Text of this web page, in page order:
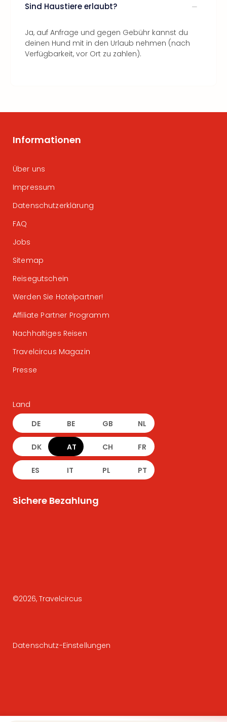
Sind Haustiere erlaubt?
Ja, auf Anfrage und gegen Gebühr kannst du
deinen Hund mit in den Urlaub nehmen (nach
Verfügbarkeit, vor Ort zu zahlen).
Informationen
Über uns
Impressum
Datenschutzerklärung
FAQ
Jobs
Sitemap
Reisegutschein
Werden Sie Hotelpartner!
Affiliate Partner Programm
Nachhaltiges Reisen
Travelcircus Magazin
Presse
Land
DE BE GB NL
DK AT CH FR
ES IT PL PT
Sichere Bezahlung
©2026, Travelcircus
Datenschutz-Einstellungen